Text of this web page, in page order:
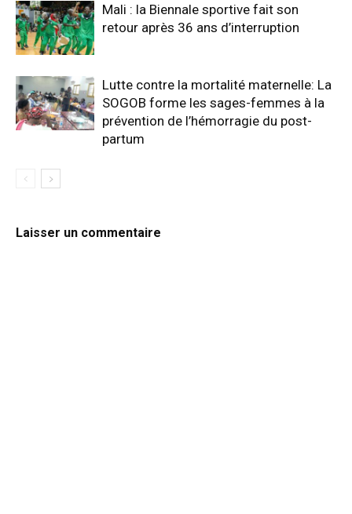
Mali : la Biennale sportive fait son
retour après 36 ans d’interruption
Lutte contre la mortalité maternelle: La
SOGOB forme les sages-femmes à la
prévention de l’hémorragie du post-
partum
Laisser un commentaire